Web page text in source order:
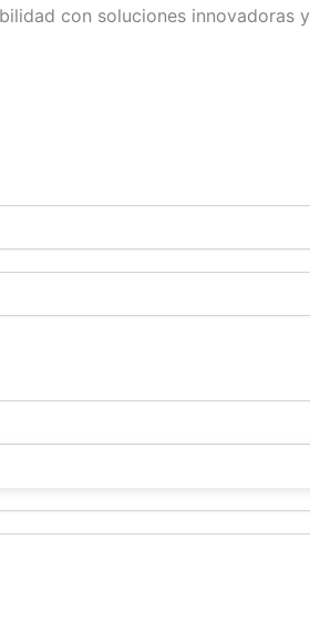
con soluciones innovadoras y